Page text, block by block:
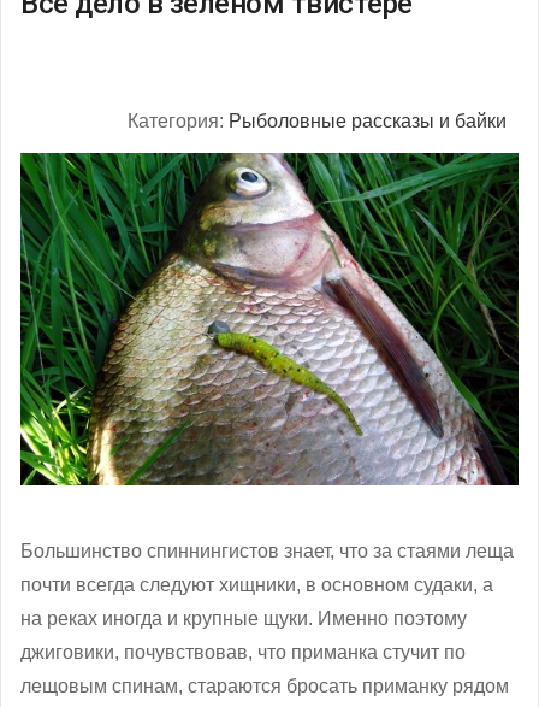
Категория: Рыболовные рассказы и байки
Большинство спиннингистов знает, что за стаями леща
почти всегда следуют хищники, в основном судаки, а
на реках иногда и крупные щуки. Именно поэтому
джиговики, почувствовав, что приманка стучит по
лещовым спинам, стараются бросать приманку рядом